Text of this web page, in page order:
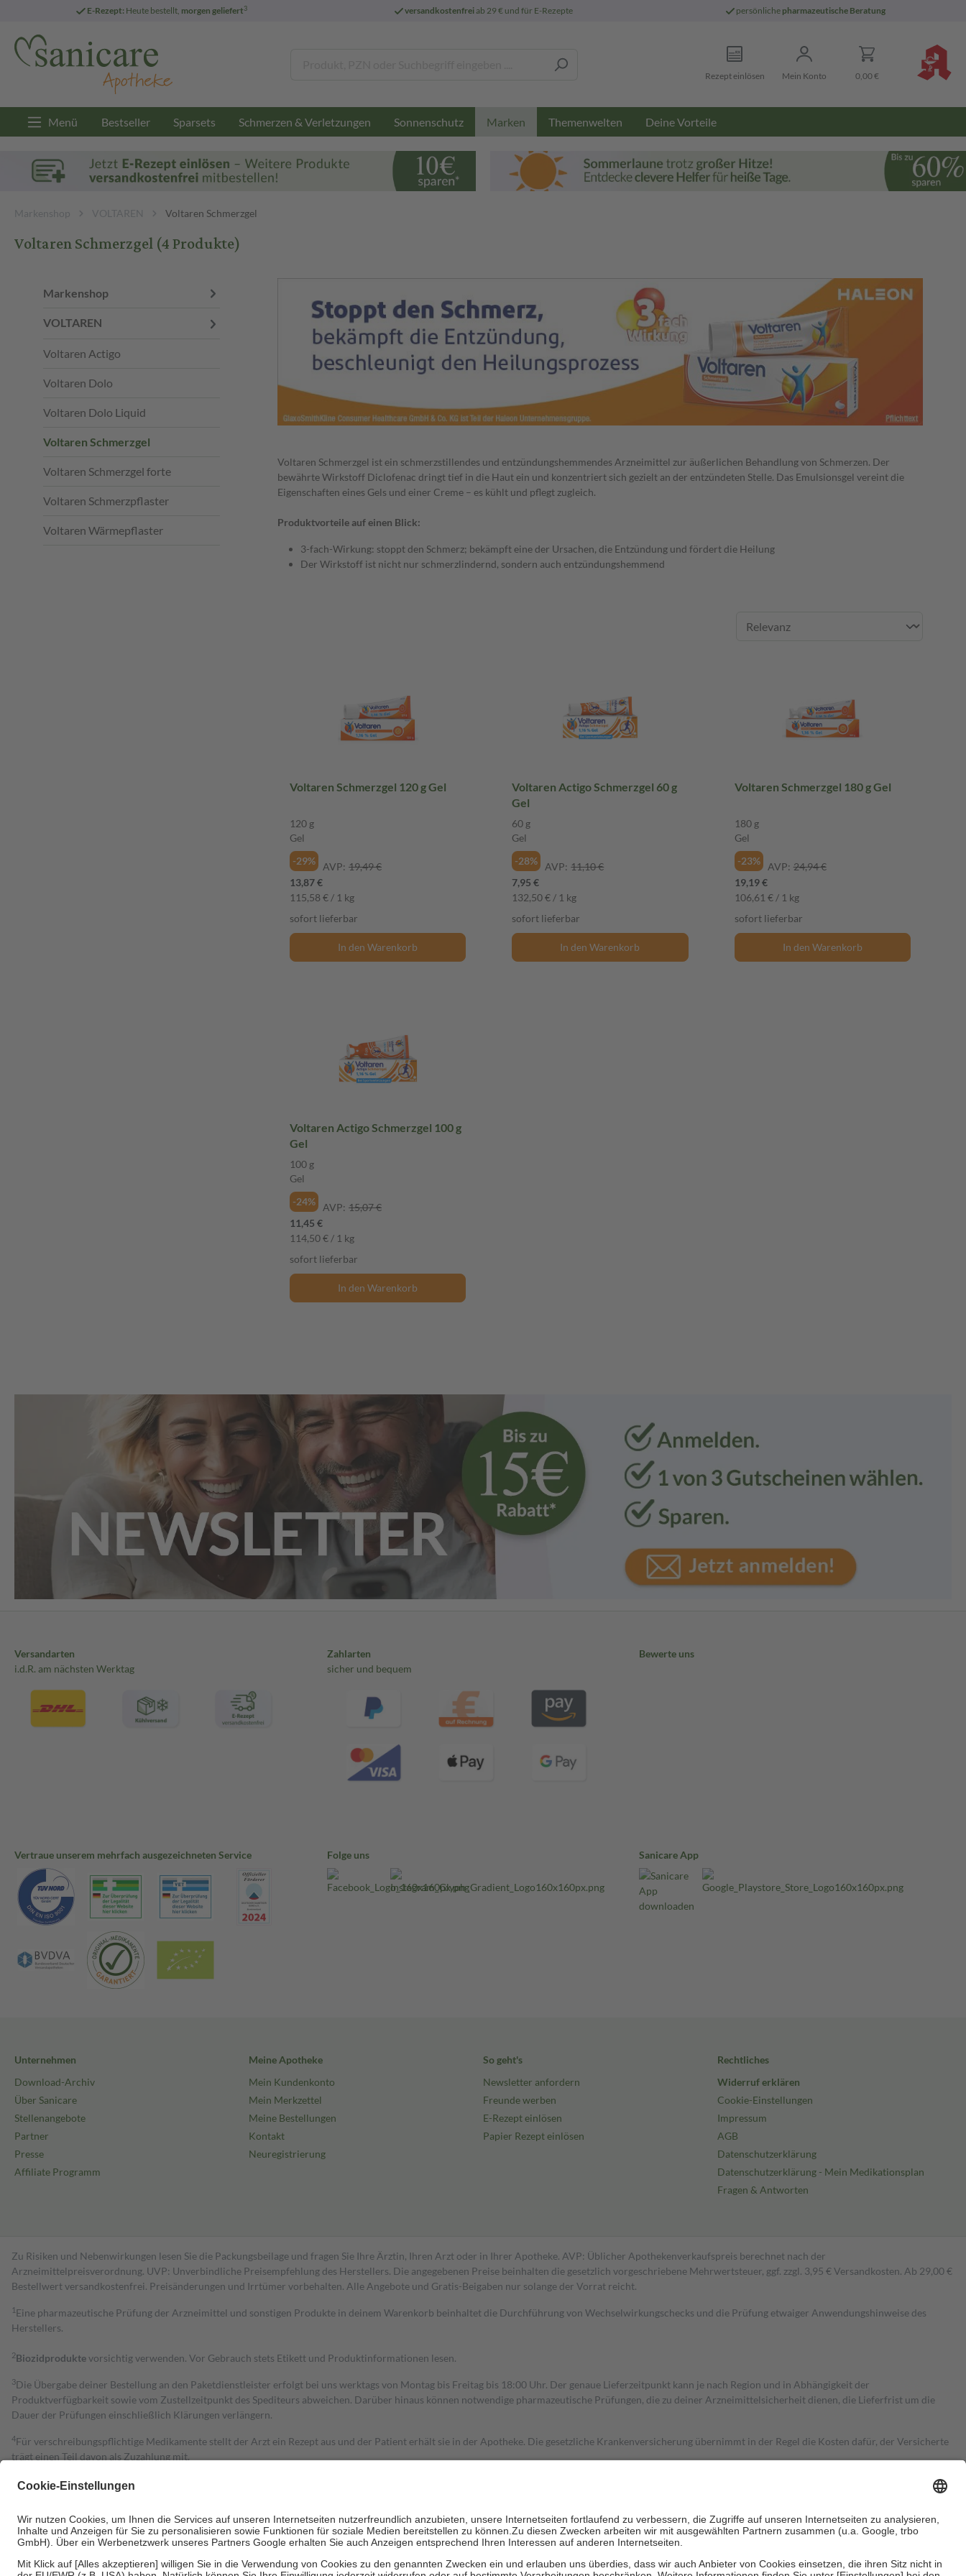
E-Rezept: Heute bestellt, morgen geliefert3 versandkostenfreiab 29 € und für E-Rezepte persönliche pharmazeutische Beratung
Rezept einlösen Mein Konto 0,00 €
Menü Bestseller Sparsets Schmerzen & Verletzungen Sonnenschutz Marken Themenwelten Deine Vorteile
Markenshop VOLTAREN Voltaren Schmerzgel
Voltaren Schmerzgel(4 Produkte)
Markenshop
VOLTAREN
Voltaren Actigo
Voltaren Dolo
Voltaren Dolo Liquid
Voltaren Schmerzgel
Voltaren Schmerzgel forte
Voltaren Schmerzpflaster
Voltaren Wärmepflaster
Voltaren Schmerzgel ist ein schmerzstillendes und entzündungshemmendes Arzneimittel zur äußerlichen Behandlung von Schmerzen. Der
bewährte Wirkstoff Diclofenac dringt tief in die Haut ein und konzentriert sich gezielt an der entzündeten Stelle. Das Emulsionsgel vereint die
Eigenschaften eines Gels und einer Creme – es kühlt und pflegt zugleich.
Produktvorteile auf einen Blick:
3-fach-Wirkung: stoppt den Schmerz; bekämpft eine der Ursachen, die Entzündung und fördert die Heilung
Der Wirkstoff ist nicht nur schmerzlindernd, sondern auch entzündungshemmend
Voltaren Schmerzgel 120 g Gel
120 g
Gel
-29%
AVP: 19,49 €
13,87 €
115,58 € / 1 kg
sofort lieferbar
In den Warenkorb
Voltaren Actigo Schmerzgel 60 g
Gel
60 g
Gel
-28%
AVP: 11,10 €
7,95 €
132,50 € / 1 kg
sofort lieferbar
In den Warenkorb
Voltaren Schmerzgel 180 g Gel
180 g
Gel
-23%
AVP: 24,94 €
19,19 €
106,61 € / 1 kg
sofort lieferbar
In den Warenkorb
Voltaren Actigo Schmerzgel 100 g
Gel
100 g
Gel
-24%
AVP: 15,07 €
11,45 €
114,50 € / 1 kg
sofort lieferbar
In den Warenkorb
Versandarten
i.d.R. am nächsten Werktag
Zahlarten
sicher und bequem
Bewerte uns
Vertraue unserem mehrfach ausgezeichneten Service Folge uns Sanicare App
Unternehmen
Download-Archiv
Über Sanicare
Stellenangebote
Partner
Presse
Affiliate Programm
Meine Apotheke
Mein Kundenkonto
Mein Merkzettel
Meine Bestellungen
Kontakt
Neuregistrierung
So geht's
Newsletter anfordern
Freunde werben
E-Rezept einlösen
Papier Rezept einlösen
Rechtliches
Widerruf erklären
Cookie-Einstellungen
Impressum
AGB
Datenschutzerklärung
Datenschutzerklärung - Mein Medikationsplan
Fragen & Antworten
Zu Risiken und Nebenwirkungen lesen Sie die Packungsbeilage und fragen Sie Ihre Ärztin, Ihren Arzt oder in Ihrer Apotheke. AVP: Üblicher Apothekenverkaufspreis berechnet nach der
Arzneimittelpreisverordnung. UVP: Unverbindliche Preisempfehlung des Herstellers. Die angegebenen Preise beinhalten die gesetzlich vorgeschriebene Mehrwertsteuer, ggf. zzgl. 3,95 € Versandkosten. Ab 29,00 €
Bestell­wert versand­kosten­frei. Preisänderungen und Irrtümer vorbehalten. Alle Angebote und Gratis-Beigaben nur solange der Vorrat reicht.
1 Eine pharmazeutische Prüfung der Arzneimittel und sonstigen Produkte in deinem Warenkorb beinhaltet die Durchführung von Wechselwirkungschecks und die Prüfung etwaiger Anwendungshinweise des
Herstellers.
2Biozidproduktevorsichtig verwenden. Vor Gebrauch stets Etikett und Produktinformationen lesen.
3Die Übergabe deiner Bestellung an den Paketdienstleister erfolgt bei uns werktags von Montag bis Freitag bis 18:00 Uhr. Der genaue Lieferzeitpunkt kann je nach Region und in Abhängigkeit der
Produktverfügbarkeit sowie vom Zustellzeitpunkt des Spediteurs abweichen. Darüber hinaus können notwendige pharmazeutische Prüfungen, die zu deiner Arzneimittelsicherheit dienen, die Lieferfrist um die
Dauer der Prüfungen einschließlich Klärungen verlängern.
4Für verschreibungspflichtige Medikamente stellt der Arzt ein Rezept aus und der Patient erhält sie in der Apotheke. Die gesetzliche Krankenversicherung übernimmt in der Regel die Kosten dafür, der Versicherte
trägt einen Teil davon als Zuzahlung mit.
zu entrichten.
Bei Heilmitteln und häuslicher Krankenpflege beträgt die Zuzahlung zehn Prozent der Kosten sowie zehn Euro je Verordnung.
Um das Engagement der Versicherten für ihre eigene Gesundheit zu stärken und die besondere Stellung der Familie zu unterstützen, fallenkeine Zuzahlungenan bei:
• Kindern und Jugendlichen bis zum vollendeten 18. Lebensjahr mit Ausnahme der Fahrkosten
• Untersuchungen zur Vorsorge und Früherkennung, die von der GKV getragen werden